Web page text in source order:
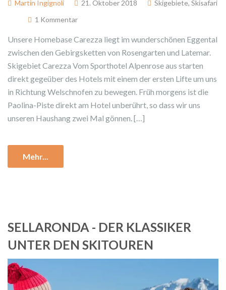
Martin Ingignoli 21. Oktober 2018 Skigebiete, Skisafari
1 Kommentar
Unsere Homebase Carezza liegt im wunderschönen Eggental
zwischen den Gebirgsketten von Rosengarten und Latemar.
Skigebiet Carezza Vom Sporthotel Alpenrose aus starten
direkt gegeüber des Hotels mit einem der ersten Lifte um uns
in Richtung Welschnofen zu bewegen. Früh morgens ist die
Paolina-Piste direkt am Hotel unberührt, so dass wir uns
unseren Haushang zwei Mal gönnen. […]
Mehr...
SELLARONDA - DER KLASSIKER
UNTER DEN SKITOUREN